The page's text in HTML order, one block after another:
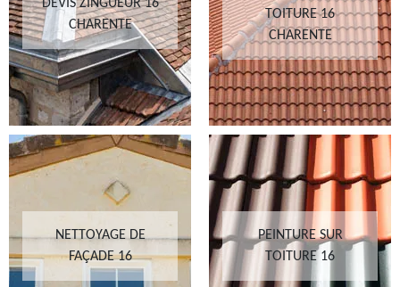
DEVIS ZINGUEUR 16
CHARENTE
TOITURE 16
CHARENTE
NETTOYAGE DE
FAÇADE 16
PEINTURE SUR
TOITURE 16